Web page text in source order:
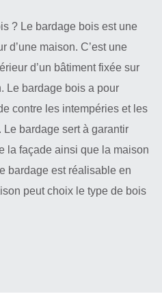
? Le bardage bois est une
d’une maison. C’est une
d’un bâtiment fixée sur
Le bardage bois a pour
contre les intempéries et les
bardage sert à garantir
la façade ainsi que la maison
bardage est réalisable en
peut choix le type de bois